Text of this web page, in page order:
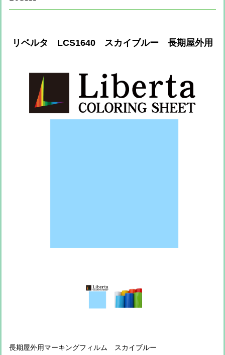
リベルタ LCS1640 スカイブルー 長期屋外用
長期屋外用マーキングフィルム スカイブルー